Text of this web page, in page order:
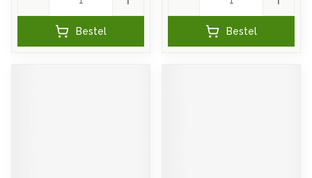
Bestel Bestel